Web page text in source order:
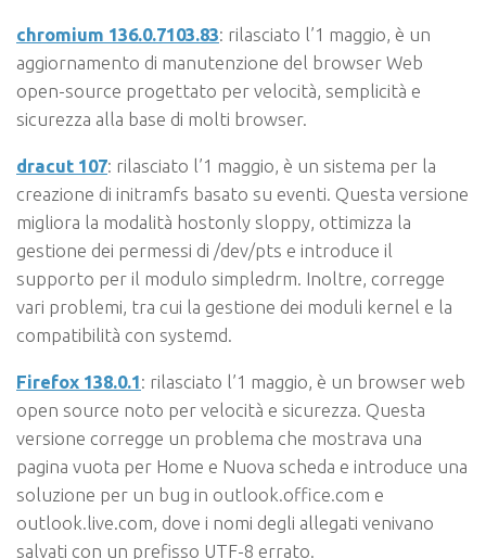
chromium 136.0.7103.83: rilasciato l’1 maggio, è un
aggiornamento di manutenzione del browser Web
open-source progettato per velocità, semplicità e
sicurezza alla base di molti browser.
dracut 107: rilasciato l’1 maggio, è un sistema per la
creazione di initramfs basato su eventi. Questa versione
migliora la modalità hostonly sloppy, ottimizza la
gestione dei permessi di /dev/pts e introduce il
supporto per il modulo simpledrm. Inoltre, corregge
vari problemi, tra cui la gestione dei moduli kernel e la
compatibilità con systemd.
Firefox 138.0.1: rilasciato l’1 maggio, è un browser web
open source noto per velocità e sicurezza. Questa
versione corregge un problema che mostrava una
pagina vuota per Home e Nuova scheda e introduce una
soluzione per un bug in outlook.office.com e
outlook.live.com, dove i nomi degli allegati venivano
salvati con un prefisso UTF-8 errato.